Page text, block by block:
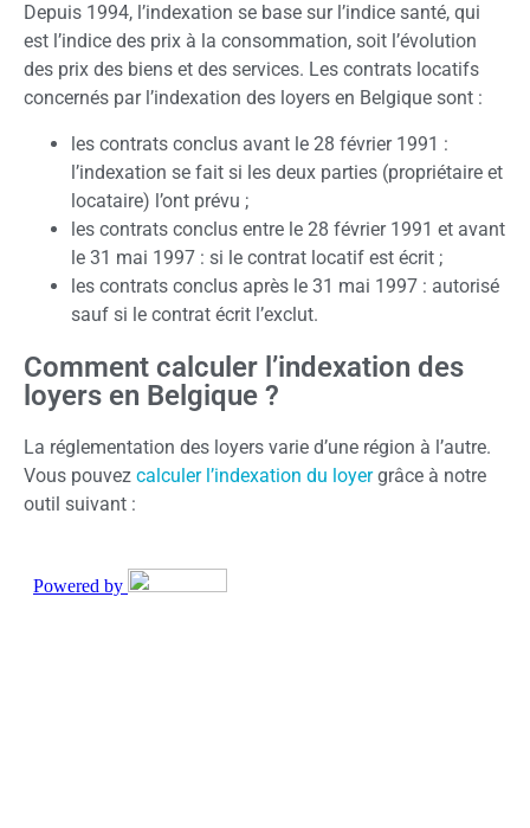
Depuis 1994, l’indexation se base sur l’indice santé, qui
est l’indice des prix à la consommation, soit l’évolution
des prix des biens et des services. Les contrats locatifs
concernés par l’indexation des loyers en Belgique sont :
les contrats conclus avant le 28 février 1991 :
l’indexation se fait si les deux parties (propriétaire et
locataire) l’ont prévu ;
les contrats conclus entre le 28 février 1991 et avant
le 31 mai 1997 : si le contrat locatif est écrit ;
les contrats conclus après le 31 mai 1997 : autorisé
sauf si le contrat écrit l’exclut.
Comment calculer l’indexation des
loyers en Belgique ?
La réglementation des loyers varie d’une région à l’autre.
Vous pouvez calculer l’indexation du loyergrâce à notre
outil suivant :